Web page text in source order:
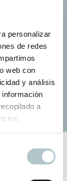
personalizar
de redes
web con
y análisis
a